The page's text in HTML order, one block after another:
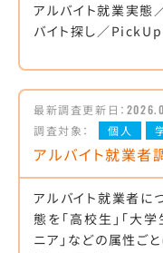
アルバイト就業実態
バイト探し／PickUp
最新調査更新日：
調査対象：
個人
アルバイト就業者
アルバイト就業者に
態を「高校生」「大学
ニア」などの属性ご